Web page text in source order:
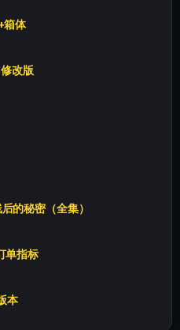
箱体
改版
的秘密（全集）
单指标
本